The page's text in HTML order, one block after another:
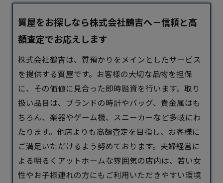
質屋をお探しなら株式会社鶴吉へ​－信頼と高
額査定でお応えします
​株式会社鶴吉は、質預かりをメインとしたサービス
を提供する質屋です。​お客様の大切な品物を担保
に、その価値に見合った即時融資を行います。​取り
扱い品目は、ブランドの時計やバッグ、貴金属はも
ちろん、楽器やゲーム機、スニーカーなど多岐にわ
たります。​他店よりも高額査定を目指し、お客様に
ご満足いただけるよう努めております。​夫婦経営に
よる明るくアットホームな雰囲気の店内は、若い女
性やお子様連れの方にもご利用いただきやすい環境